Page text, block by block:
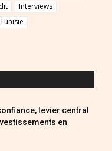
Interviews
Tunisie
levier central
en